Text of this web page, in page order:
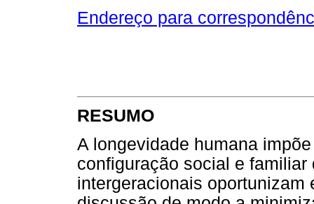
Endereço para
RESUMO
A longevidade humana
configuração social e
intergeracionais oportunizam